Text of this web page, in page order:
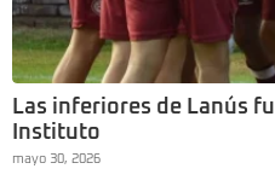
Las inferiores de Lanús
Instituto
mayo 30, 2026